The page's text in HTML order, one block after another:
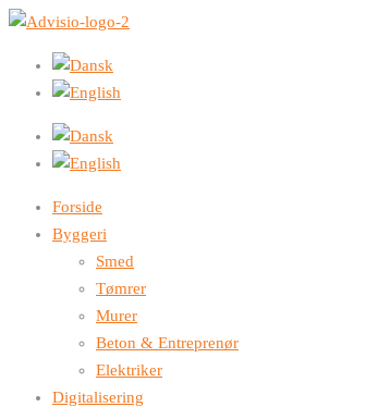
Forside
Byggeri
Smed
Tømrer
Murer
Beton & Entreprenør
Elektriker
Digitalisering